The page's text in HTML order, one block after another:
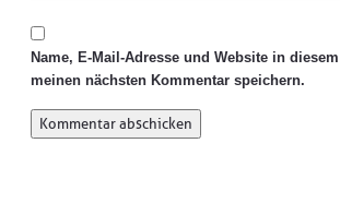
Name, E-Mail-Adresse und Website in
meinen nächsten Kommentar speichern.